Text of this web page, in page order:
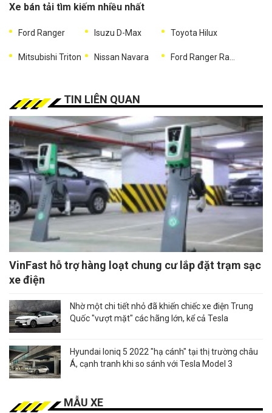
Xe bán tải tìm kiếm nhiều nhất
Ford Ranger Isuzu D-Max Toyota Hilux
Mitsubishi Triton Nissan Navara
TIN LIÊN QUAN
VinFast hỗ trợ hàng loạt chung cư lắp đặt trạm sạc
xe điện
Nhờ một chi tiết nhỏ đã khiến chiếc xe điện Trung
Quốc "vượt mặt" các hãng lớn, kể cả Tesla
Hyundai Ioniq 5 2022 "hạ cánh" tại thị trường châu
Á, cạnh tranh khi so sánh với Tesla Model 3
MẪU XE